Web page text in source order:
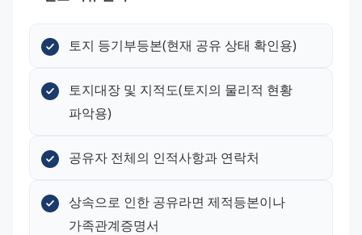
토지 등기부등본(현재 공유 상태 확인용)
토지대장 및 지적도(토지의 물리적 현황
파악용)
공유자 전체의 인적사항과 연락처
상속으로 인한 공유라면 제적등본이나
가족관계증명서